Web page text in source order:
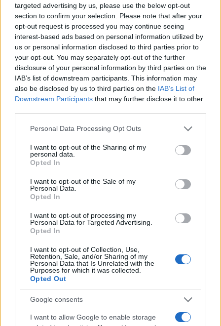
targeted advertising by us, please use the below opt-out
section to confirm your selection. Please note that after your
opt-out request is processed you may continue seeing
interest-based ads based on personal information utilized by
us or personal information disclosed to third parties prior to
your opt-out. You may separately opt-out of the further
disclosure of your personal information by third parties on the
IAB’s list of downstream participants. This information may
also be disclosed by us to third parties on the IAB’s List of
Downstream Participants that may further disclose it to other
Please note that this website/app uses one or more Google
not limited to your visit or usage behaviour. You may click to
grant or deny consent to Google and its third-party tags to
use your data for below specified purposes in below Google
consent section.
Personal Data Processing Opt Outs
I want to opt-out of the Sharing of my
personal data.
Opted In
I want to opt-out of the Sale of my
Personal Data.
Opted In
I want to opt-out of processing my
Personal Data for Targeted Advertising.
Opted In
I want to opt-out of Collection, Use,
Retention, Sale, and/or Sharing of my
Personal Data that Is Unrelated with the
Purposes for which it was collected.
Opted Out
Google consents
I want to allow Google to enable storage
Σύμφωνα με το Λιμενικό, στο πλοίο επιβαίνουν 26
άτομα πλήρωμα, όλοι αλλοδαποί υπήκοοι, είναι
φορτωμένο με 1.517 κοντέινερ και είχε αναχωρήσει
από το λιμάνι του Πειραιά με προορισμό τη
Θεσσαλονίκη.